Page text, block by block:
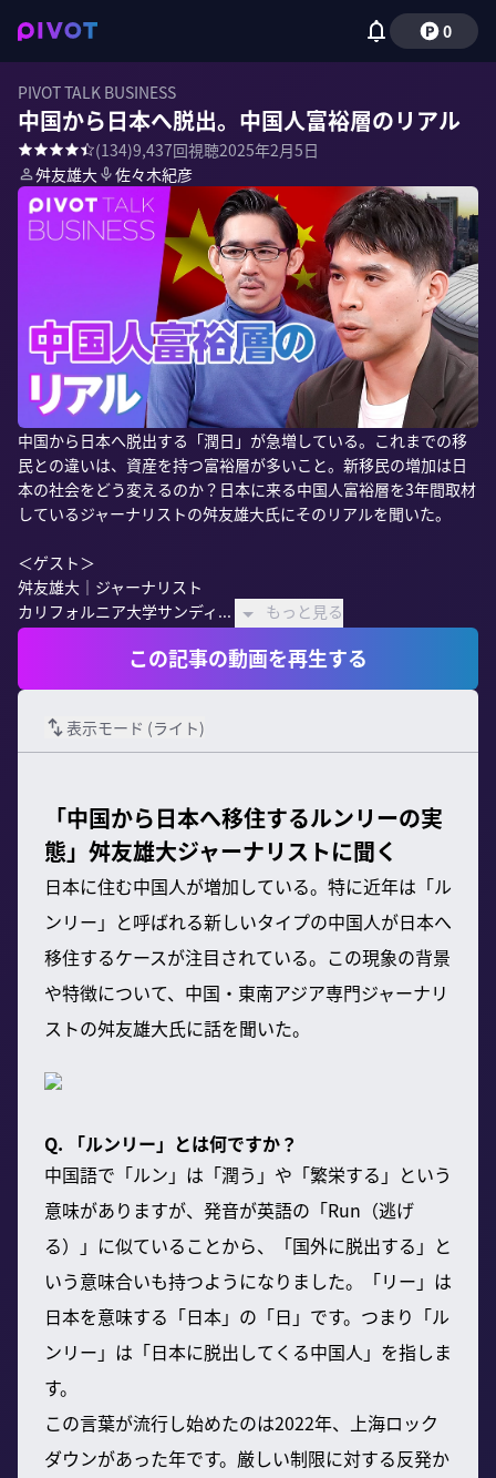
0
PIVOT TALK BUSINESS
中国から日本へ脱出。中国人富裕層のリアル
(134)9,437回視聴2025年2月5日
舛友雄大
佐々木紀彦
中国から日本へ脱出する「潤日」が急増している。これまでの移
民との違いは、資産を持つ富裕層が多いこと。新移民の増加は日
本の社会をどう変えるのか？日本に来る中国人富裕層を3年間取材
しているジャーナリストの舛友雄大氏にそのリアルを聞いた。
＜ゲスト＞
舛友雄大｜ジャーナリスト
カリフォルニア大学サンディ...
もっと見る
この記事の動画を再生する
表示モード (ライト)
「中国から日本へ移住するルンリーの実
態」舛友雄大ジャーナリストに聞く
日本に住む中国人が増加している。特に近年は「ル
ンリー」と呼ばれる新しいタイプの中国人が日本へ
移住するケースが注目されている。この現象の背景
や特徴について、中国・東南アジア専門ジャーナリ
ストの舛友雄大氏に話を聞いた。
Q. 「ルンリー」とは何ですか？
中国語で「ルン」は「潤う」や「繁栄する」という
意味がありますが、発音が英語の「Run（逃げ
る）」に似ていることから、「国外に脱出する」と
いう意味合いも持つようになりました。「リー」は
日本を意味する「日本」の「日」です。つまり「ル
ンリー」は「日本に脱出してくる中国人」を指しま
す。
この言葉が流行し始めたのは2022年、上海ロック
ダウンがあった年です。厳しい制限に対する反発か